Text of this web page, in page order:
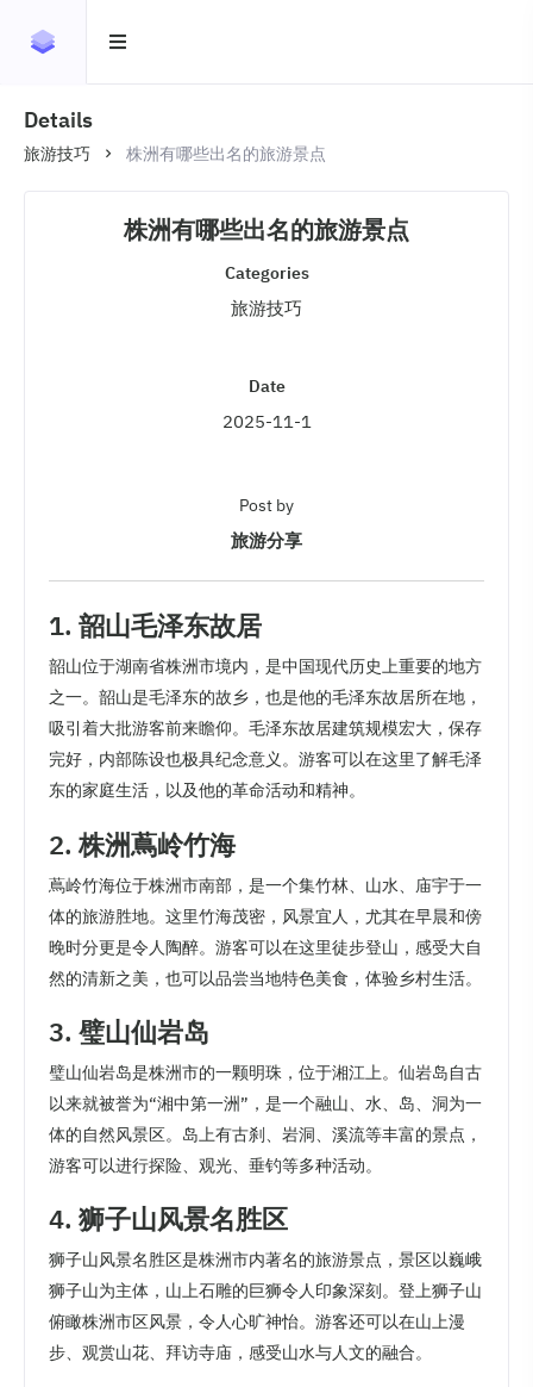
Details
旅游技巧 株洲有哪些出名的旅游景点
株洲有哪些出名的旅游景点
Categories
旅游技巧
Date
2025-11-1
Post by
旅游分享
1. 韶山毛泽东故居
韶山位于湖南省株洲市境内，是中国现代历史上重要的地方
之一。韶山是毛泽东的故乡，也是他的毛泽东故居所在地，
吸引着大批游客前来瞻仰。毛泽东故居建筑规模宏大，保存
完好，内部陈设也极具纪念意义。游客可以在这里了解毛泽
东的家庭生活，以及他的革命活动和精神。
2. 株洲蔦岭竹海
蔦岭竹海位于株洲市南部，是一个集竹林、山水、庙宇于一
体的旅游胜地。这里竹海茂密，风景宜人，尤其在早晨和傍
晚时分更是令人陶醉。游客可以在这里徒步登山，感受大自
然的清新之美，也可以品尝当地特色美食，体验乡村生活。
3. 璧山仙岩岛
璧山仙岩岛是株洲市的一颗明珠，位于湘江上。仙岩岛自古
以来就被誉为“湘中第一洲”，是一个融山、水、岛、洞为一
体的自然风景区。岛上有古刹、岩洞、溪流等丰富的景点，
游客可以进行探险、观光、垂钓等多种活动。
4. 狮子山风景名胜区
狮子山风景名胜区是株洲市内著名的旅游景点，景区以巍峨
狮子山为主体，山上石雕的巨狮令人印象深刻。登上狮子山
俯瞰株洲市区风景，令人心旷神怡。游客还可以在山上漫
步、观赏山花、拜访寺庙，感受山水与人文的融合。